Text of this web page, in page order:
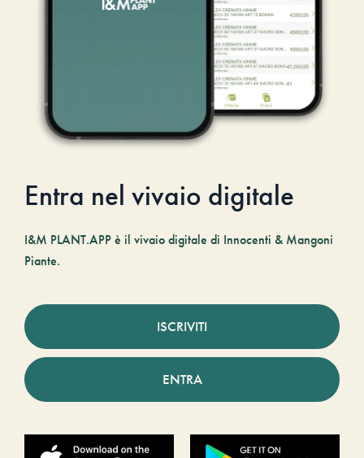
Entra nel vivaio digitale
I&M PLANT.APP è il vivaio digitale di Innocenti & Mangoni
Piante.
ISCRIVITI
ENTRA